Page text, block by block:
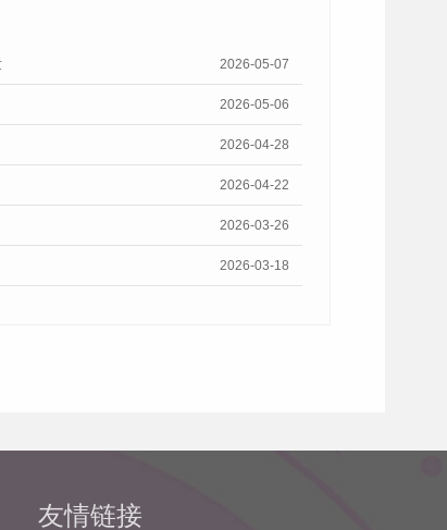
2026-05-07
2026-05-06
2026-04-28
2026-04-22
2026-03-26
2026-03-18
友情链接